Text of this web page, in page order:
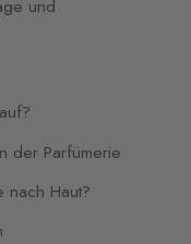
und
der Parfümerie
nach Haut?